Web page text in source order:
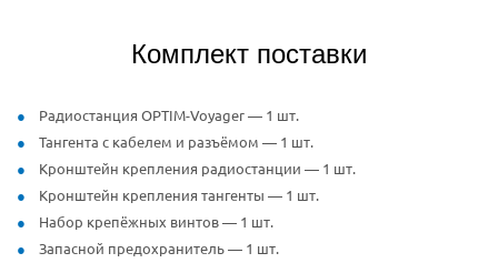
Комплект поставки
Радиостанция OPTIM-Voyager — 1 шт.
Тангента с кабелем и разъёмом — 1 шт.
Кронштейн крепления радиостанции — 1 шт.
Кронштейн крепления тангенты — 1 шт.
Набор крепёжных винтов — 1 шт.
Запасной предохранитель — 1 шт.